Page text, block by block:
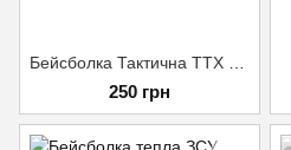
250 грн